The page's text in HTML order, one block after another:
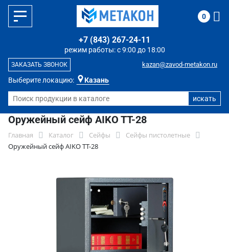
Выберите локацию: Казань
режим работы: с 9:00 до 18:00
+7 (843) 267-24-11
kazan@zavod-metakon.ru
ЗАКАЗАТЬ ЗВОНОК
0
Оружейный сейф AIKO TT-28
Главная Каталог Сейфы
Сейфы пистолетные
Оружейный сейф AIKO TT-28